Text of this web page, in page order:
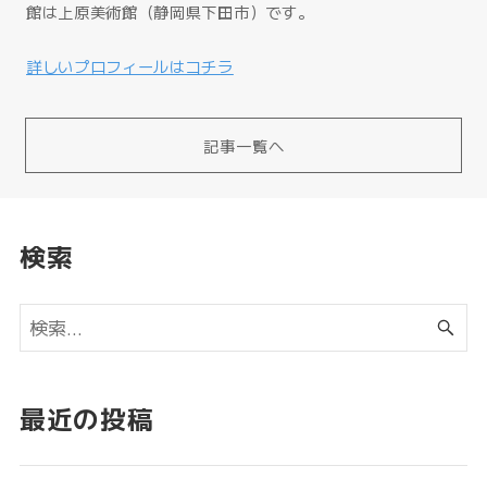
館は上原美術館（静岡県下田市）です。
詳しいプロフィールはコチラ
記事一覧へ
検索
最近の投稿